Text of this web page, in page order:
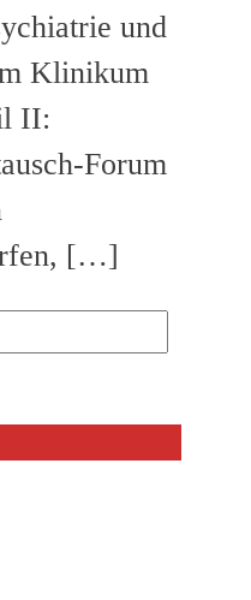
und
Klinikum
II:
Forum
[…]